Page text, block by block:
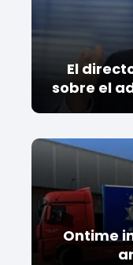
El
sobre el
Ontime